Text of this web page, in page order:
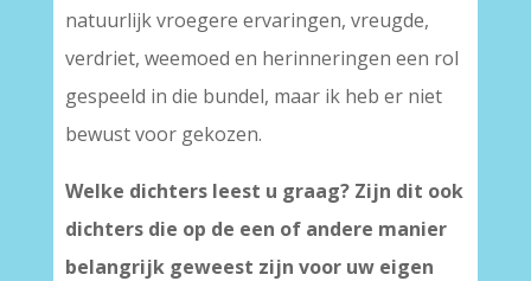
natuurlijk vroegere ervaringen, vreugde,
verdriet, weemoed en herinneringen een rol
gespeeld in die bundel, maar ik heb er niet
bewust voor gekozen.
Welke dichters leest u graag? Zijn dit ook
dichters die op de een of andere manier
belangrijk geweest zijn voor uw eigen